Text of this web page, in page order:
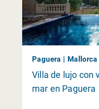
Paguera | Mallorca
Villa de lujo con
mar en Paguera